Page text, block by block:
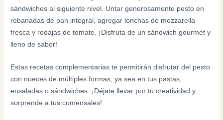
sándwiches al siguiente nivel. Untar generosamente pesto en
rebanadas de pan integral, agregar lonchas de mozzarella
fresca y rodajas de tomate. ¡Disfruta de un sándwich gourmet y
lleno de sabor!
Estas recetas complementarias te permitirán disfrutar del pesto
con nueces de múltiples formas, ya sea en tus pastas,
ensaladas o sándwiches. ¡Déjate llevar por tu creatividad y
sorprende a tus comensales!